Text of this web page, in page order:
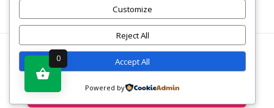
WWW.RECENZII-CARTI.RO ©2026 TOATE DREPTURILE
REZERVATE
Customize
Reject All
Accept All
Powered by
0
Vezi produsul în magazin